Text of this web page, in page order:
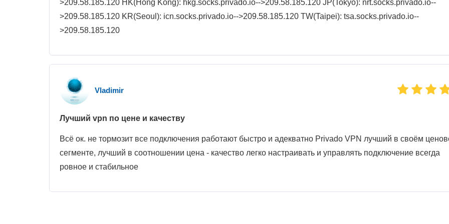
>209.58.185.120 HK(Hong Kong): hkg.socks.privado.io-->209.58.185.120 JP(Tokyo): nrt.socks.privado.io--
>209.58.185.120 KR(Seoul): icn.socks.privado.io-->209.58.185.120 TW(Taipei): tsa.socks.privado.io--
>209.58.185.120
Vladimir
Лучший vpn по цене и качеству
Всё ок. не тормозит все подключения работают быстро и адекватно Privado VPN лучший в своём
сегменте, лучший в соотношении цена - качество легко настраивать и управлять подключение всегда
ровное и стабильное